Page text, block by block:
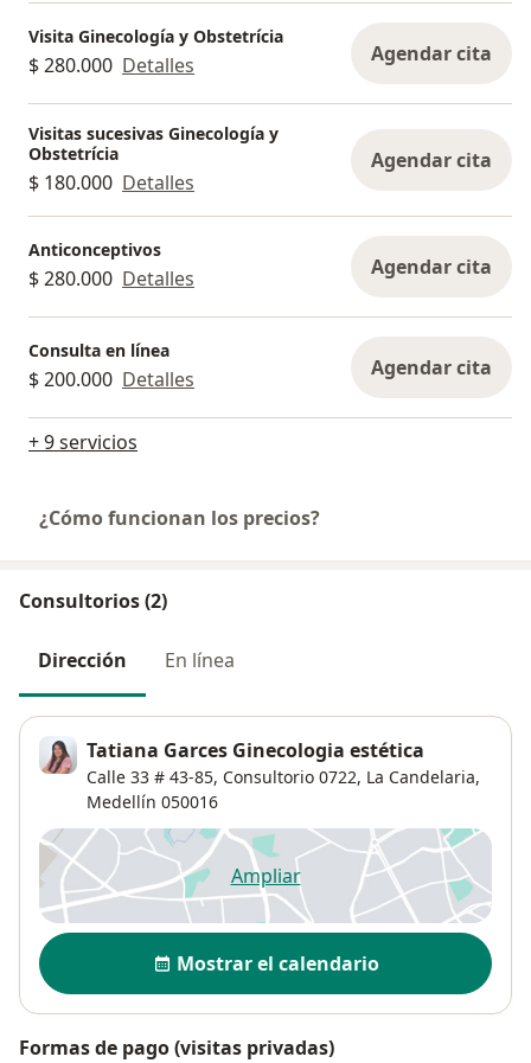
Visita Ginecología y Obstetrícia
$ 280.000 Detalles Agendar cita
Visitas sucesivas Ginecología y
Obstetrícia
$ 180.000 Detalles
Agendar cita
Anticonceptivos
$ 280.000 Detalles Agendar cita
Consulta en línea
$ 200.000 Detalles Agendar cita
+ 9 servicios
¿Cómo funcionan los precios?
Consultorios (2)
Dirección En línea
Tatiana Garces Ginecologia estética
Calle 33 # 43-85, Consultorio 0722, La Candelaria,
Medellín 050016
Ampliarse abre en una nueva
Disponibilidad
Mostrar el calendario
Formas de pago (visitas privadas)